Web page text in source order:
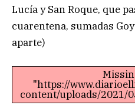
Lucía y San Roque, que
cuarentena, sumadas
aparte)
"https://
content/uploads/2021/